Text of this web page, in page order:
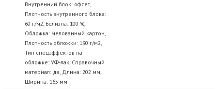
Внутренний блок: офсет,
Плотность внутренного блока:
60 г/м2, Белизна: 100 %,
Обложка: мелованный картон,
Плотность обложки: 190 г/м2,
Тип спецэффектов на
обложке: УФ-лак, Справочный
материал: да, Длина: 202 мм,
Ширина: 165 мм